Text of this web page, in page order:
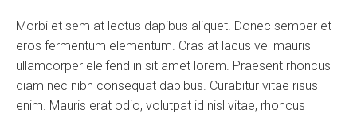
Morbi et sem at lectus dapibus aliquet. Donec semper et
eros fermentum elementum. Cras at lacus vel mauris
ullamcorper eleifend in sit amet lorem. Praesent rhoncus
diam nec nibh consequat dapibus. Curabitur vitae risus
enim. Mauris erat odio, volutpat id nisl vitae, rhoncus